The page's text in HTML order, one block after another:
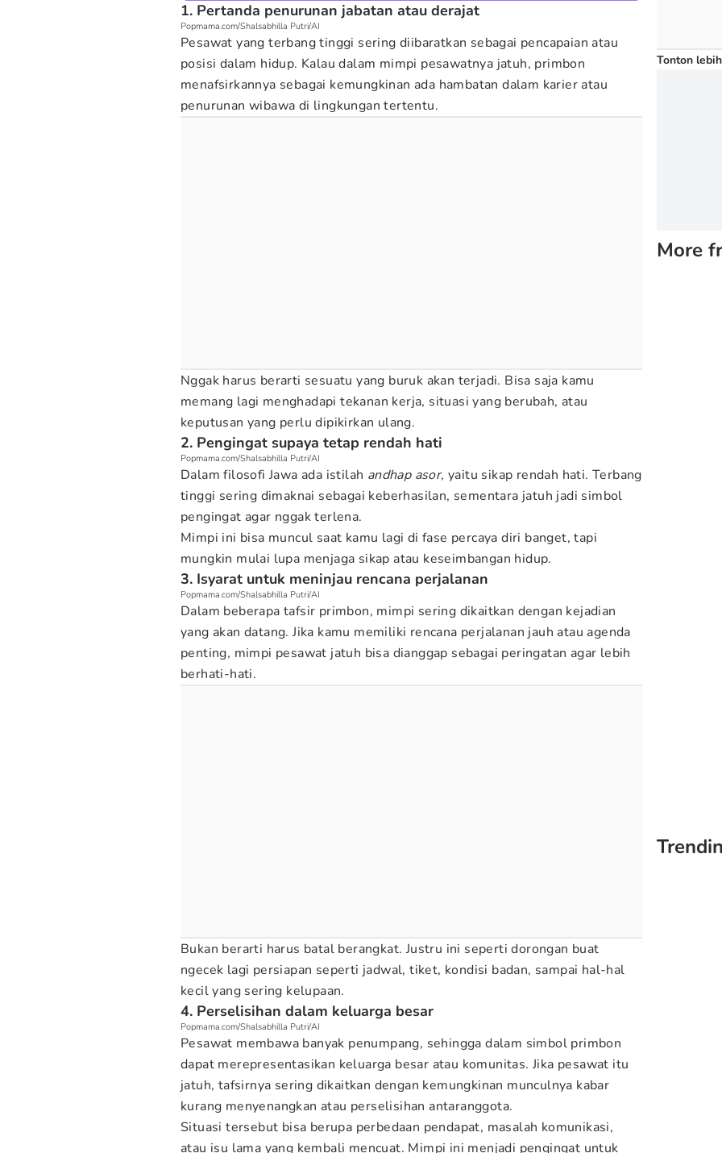
1. Pertanda penurunan jabatan atau derajat
Popmama.com/Shalsabhilla Putri/AI
Pesawat yang terbang tinggi sering diibaratkan sebagai pencapaian atau
posisi dalam hidup. Kalau dalam mimpi pesawatnya jatuh, primbon
menafsirkannya sebagai kemungkinan ada hambatan dalam karier atau
penurunan wibawa di lingkungan tertentu.
Nggak harus berarti sesuatu yang buruk akan terjadi. Bisa saja kamu
memang lagi menghadapi tekanan kerja, situasi yang berubah, atau
keputusan yang perlu dipikirkan ulang.
2. Pengingat supaya tetap rendah hati
Popmama.com/Shalsabhilla Putri/AI
Dalam filosofi Jawa ada istilah andhap asor, yaitu sikap rendah hati. Terbang
tinggi sering dimaknai sebagai keberhasilan, sementara jatuh jadi simbol
pengingat agar nggak terlena.
Mimpi ini bisa muncul saat kamu lagi di fase percaya diri banget, tapi
mungkin mulai lupa menjaga sikap atau keseimbangan hidup.
3. Isyarat untuk meninjau rencana perjalanan
Popmama.com/Shalsabhilla Putri/AI
Dalam beberapa tafsir primbon, mimpi sering dikaitkan dengan kejadian
yang akan datang. Jika kamu memiliki rencana perjalanan jauh atau agenda
penting, mimpi pesawat jatuh bisa dianggap sebagai peringatan agar lebih
berhati-hati.
Bukan berarti harus batal berangkat. Justru ini seperti dorongan buat
ngecek lagi persiapan seperti jadwal, tiket, kondisi badan, sampai hal-hal
kecil yang sering kelupaan.
4. Perselisihan dalam keluarga besar
Popmama.com/Shalsabhilla Putri/AI
Pesawat membawa banyak penumpang, sehingga dalam simbol primbon
dapat merepresentasikan keluarga besar atau komunitas. Jika pesawat itu
jatuh, tafsirnya sering dikaitkan dengan kemungkinan munculnya kabar
kurang menyenangkan atau perselisihan antaranggota.
Situasi tersebut bisa berupa perbedaan pendapat, masalah komunikasi,
atau isu lama yang kembali mencuat. Mimpi ini menjadi pengingat untuk
Tonton
More